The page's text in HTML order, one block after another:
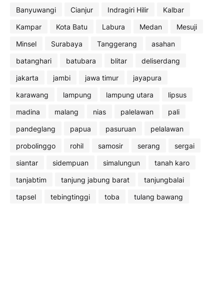
Banyuwangi Cianjur Indragiri Hilir
Kalbar
Kampar
Kota Batu Labura Medan
Mesuji
Minsel
Surabaya Tanggerang
asahan
batanghari
batubara blitar
deliserdang
jakarta
jambi jawa timur
jayapura
karawang
lampung lampung utara
lipsus
madina
malang nias palelawan
pali
pandeglang
papua pasuruan
pelalawan
probolinggo
rohil samosir serang
sergai
siantar
sidempuan simalungun
tanah karo
tanjabtim
tanjung jabung barat
tanjungbalai
tapsel
tebingtinggi toba tulang bawang